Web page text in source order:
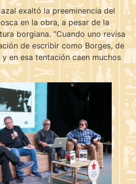
exaltó la preeminencia del
en la obra, a pesar de la
borgiana. “Cuando uno revisa
de escribir como Borges, de
en esa tentación caen muchos